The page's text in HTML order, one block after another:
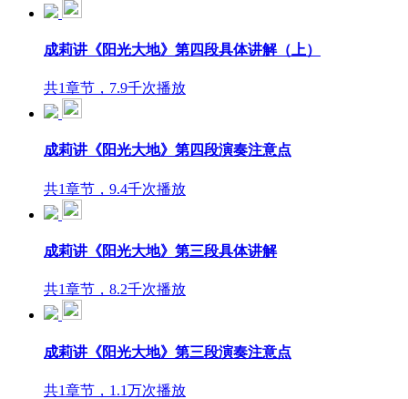
成莉讲《阳光大地》第四段具体讲解（上）
共1章节，7.9千次播放
成莉讲《阳光大地》第四段演奏注意点
共1章节，9.4千次播放
成莉讲《阳光大地》第三段具体讲解
共1章节，8.2千次播放
成莉讲《阳光大地》第三段演奏注意点
共1章节，1.1万次播放